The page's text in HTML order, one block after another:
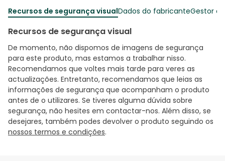
Recursos de segurança visualDados do fabricanteGestor
Recursos de segurança visual
De momento, não dispomos de imagens de segurança
para este produto, mas estamos a trabalhar nisso.
Recomendamos que voltes mais tarde para veres as
actualizações. Entretanto, recomendamos que leias as
informações de segurança que acompanham o produto
antes de o utilizares. Se tiveres alguma dúvida sobre
segurança, não hesites em contactar-nos. Além disso, se
desejares, também podes devolver o produto seguindo os
nossos termos e condições.